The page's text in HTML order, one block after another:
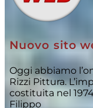
Nuovo sito
Oggi abbiamo
Rizzi Pittura.
costituita nel
Filippo